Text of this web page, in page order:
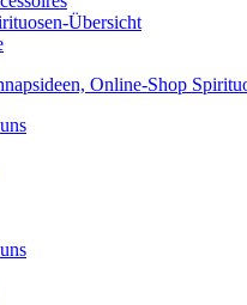
Übersicht